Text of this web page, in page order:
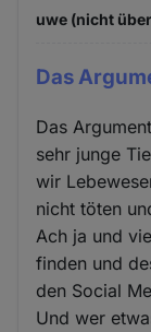
uwe (nicht
Das
Das
sehr junge
wir
nicht töten
Ach ja und
finden und
den Social
Und wer